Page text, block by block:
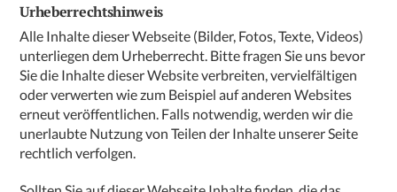
Urheberrechtshinweis
Alle Inhalte dieser Webseite (Bilder, Fotos, Texte, Videos)
unterliegen dem Urheberrecht. Bitte fragen Sie uns bevor
Sie die Inhalte dieser Website verbreiten, vervielfältigen
oder verwerten wie zum Beispiel auf anderen Websites
erneut veröffentlichen. Falls notwendig, werden wir die
unerlaubte Nutzung von Teilen der Inhalte unserer Seite
rechtlich verfolgen.